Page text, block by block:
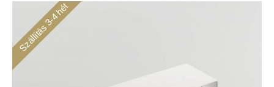
Szállítás 3-4 hét